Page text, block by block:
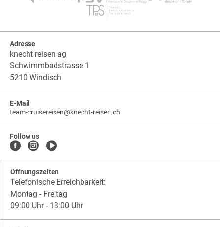
Adresse
knecht reisen ag
Schwimmbadstrasse 1
5210 Windisch
E-Mail
team-cruisereisen@knecht-reisen.ch
Follow us
Öffnungszeiten
Telefonische Erreichbarkeit:
Montag - Freitag
09:00 Uhr - 18:00 Uhr